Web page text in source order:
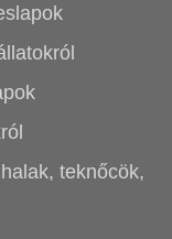
teknőcök,